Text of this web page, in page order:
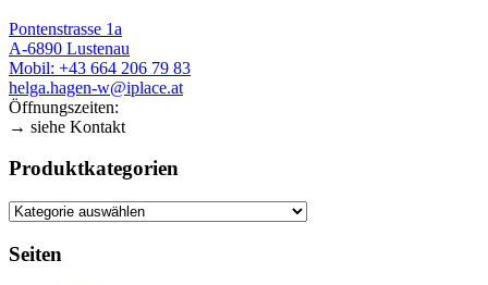
Pontenstrasse 1a
A-6890 Lustenau
Mobil: +43 664 206 79 83
helga.hagen-w@iplace.at
Öffnungszeiten:
→ siehe Kontakt
Produktkategorien
Seiten